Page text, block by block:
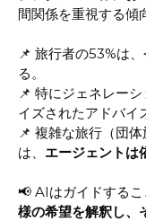
間関係を重視する傾
📌 旅行者の53%は
る。
📌 特にジェネレー
イズされたアドバイ
📌 複雑な旅行（団
は、 エージェントは
📢 AIはガイドする
様の希望を解釈し、